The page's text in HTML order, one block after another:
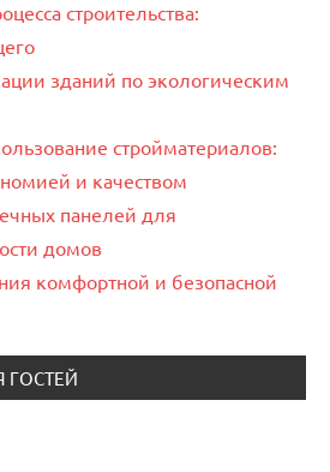
строительства:
зданий по экологическим
стройматериалов:
и качеством
панелей для
домов
комфортной и безопасной